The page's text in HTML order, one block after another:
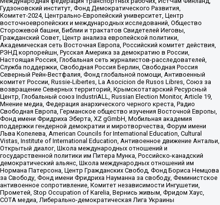
Гудзоновский институт, Фонд Демократического Развития,
Комитет-2024, Центрально-Европейский университет, Центр
восточноевропейских и международных исследований, Общество
Сторожевой башни, Библии и трактатов Свидетелей Иеговы,
Гражданский Совет, Центр анализа европейской политики,
Академическая сеть Восточная Европа, Российский комитет действия,
РЭНД корпорейшн, Русская Америка за демократию в России,
Настоящая Россия, Глобальная сеть журналистов-расследователей,
Служба поддержки, Свободная Россия Берлин, Свободная Россия
Северный Рейн-Вестфалия, Фонд глобальной помощи, Антивоенный
комитет России, Russie-Libertes, La Asocicion de Rusos Libres, Союз за
возвращение Северных территорий, Крымскотатарский Ресурсный
Центр, Глобальный союз IndustriALL, Russian Election Monitor, Article 19,
Мнение медиа, Федерация анархического черного креста, Радио
Свободная Европа, Германское общество изучения Восточной Европы,
Фонд имени Фридриха Эберта, XZ gGmbH, Мобильная академия
поддержки гендерной демократии и миротворчества, Форум имени
Льва Копелева, American Councils for International Education, Cultural
Vistas, Institute of International Education, Антивоенное движение Антальи,
Открытый диалог, Школа международных отношений и
государственной политики им Питера Мунка, Российско-канадский
демократический альянс, Школа международных отношений им
Нормана Патерсона, Центр Гражданских Свобод, Фонд Бориса Немцова
за Свободу, Фонд имени Фридриха Науманна за свободу, Феминистское
антивоенное сопротивление, Комитет независимости Ингушетии,
Прометей, Stop Occupation of Karelia, Вернись живым, Фридом Хаус,
СОТА медиа, Либерально-демократическая Лига Украины